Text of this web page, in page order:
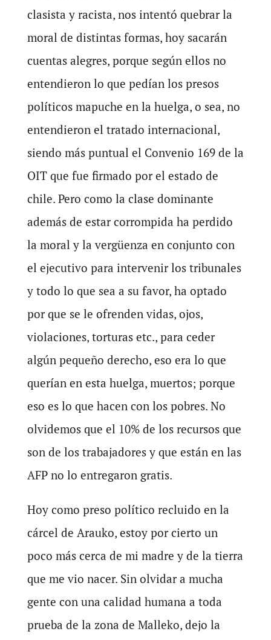
clasista y racista, nos intentó quebrar la
moral de distintas formas, hoy sacarán
cuentas alegres, porque según ellos no
entendieron lo que pedían los presos
políticos mapuche en la huelga, o sea, no
entendieron el tratado internacional,
siendo más puntual el Convenio 169 de la
OIT que fue firmado por el estado de
chile. Pero como la clase dominante
además de estar corrompida ha perdido
la moral y la vergüenza en conjunto con
el ejecutivo para intervenir los tribunales
y todo lo que sea a su favor, ha optado
por que se le ofrenden vidas, ojos,
violaciones, torturas etc., para ceder
algún pequeño derecho, eso era lo que
querían en esta huelga, muertos; porque
eso es lo que hacen con los pobres. No
olvidemos que el 10% de los recursos que
son de los trabajadores y que están en las
AFP no lo entregaron gratis.
Hoy como preso político recluido en la
cárcel de Arauko, estoy por cierto un
poco más cerca de mi madre y de la tierra
que me vio nacer. Sin olvidar a mucha
gente con una calidad humana a toda
prueba de la zona de Malleko, dejo la